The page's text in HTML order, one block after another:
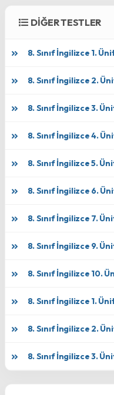
DİĞER TESTLER
8. Sınıf İngilizce 1.
8. Sınıf İngilizce 2.
8. Sınıf İngilizce 3.
8. Sınıf İngilizce 4.
8. Sınıf İngilizce 5.
8. Sınıf İngilizce 6.
8. Sınıf İngilizce 7.
8. Sınıf İngilizce 9.
8. Sınıf İngilizce 10.
8. Sınıf İngilizce 1.
8. Sınıf İngilizce 2.
8. Sınıf İngilizce 3.